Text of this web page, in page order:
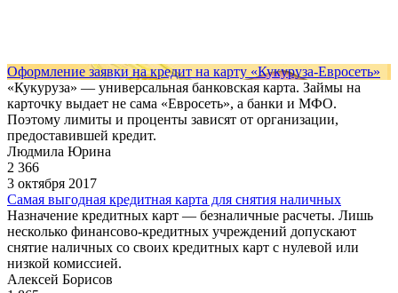
Оформление заявки на кредит на карту «Кукуруза-Евросеть»
«Кукуруза» — универсальная банковская карта. Займы на
карточку выдает не сама «Евросеть», а банки и МФО.
Поэтому лимиты и проценты зависят от организации,
предоставившей кредит.
Людмила Юрина
2 366
3 октября 2017
Cамая выгодная кредитная карта для снятия наличных
Назначение кредитных карт — безналичные расчеты. Лишь
несколько финансово-кредитных учреждений допускают
снятие наличных со своих кредитных карт с нулевой или
низкой комиссией.
Алексей Борисов